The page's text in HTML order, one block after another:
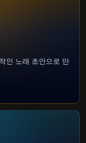
인 노래 초안으로 만